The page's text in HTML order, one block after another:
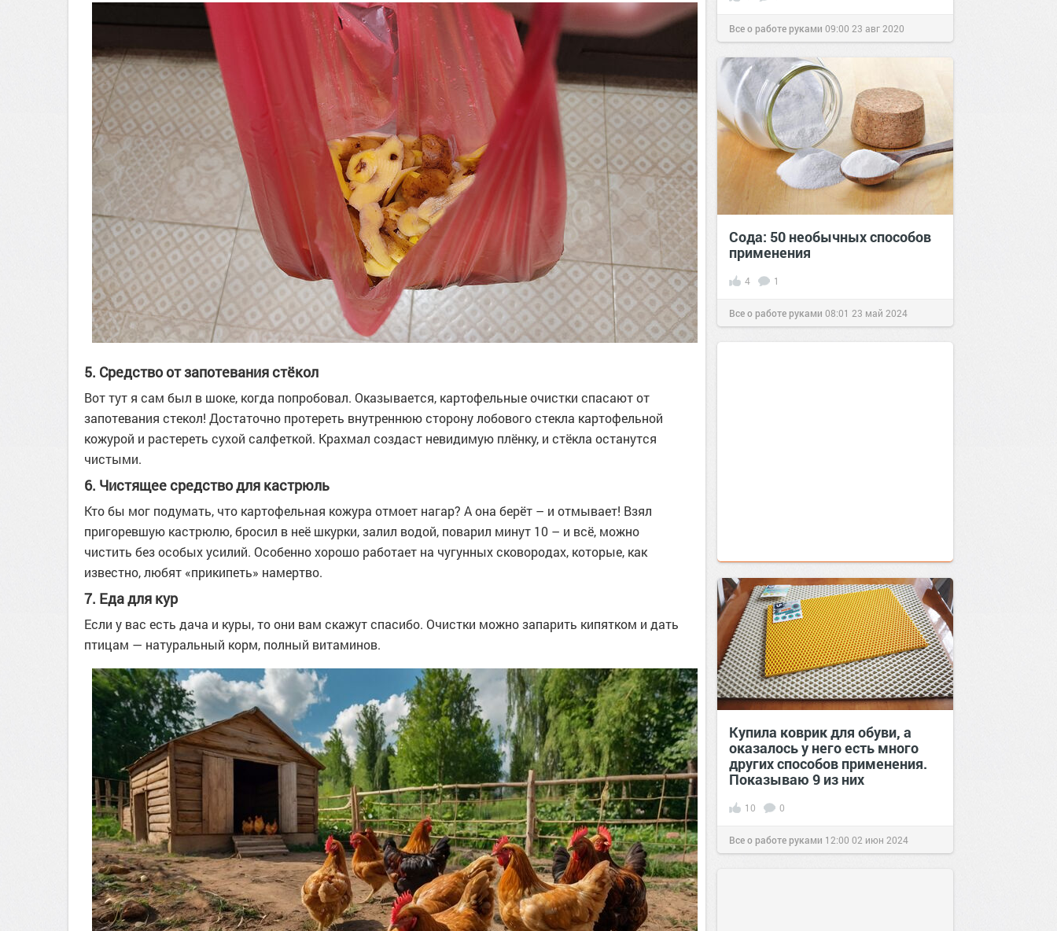
5. Средство от запотевания стёкол
Вот тут я сам был в шоке, когда попробовал. Оказывается, картофельные очистки спасают от
запотевания стекол! Достаточно протереть внутреннюю сторону лобового стекла картофельной
кожурой и растереть сухой салфеткой. Крахмал создаст невидимую плёнку, и стёкла останутся
чистыми.
6. Чистящее средство для кастрюль
Кто бы мог подумать, что картофельная кожура отмоет нагар? А она берёт – и отмывает! Взял
пригоревшую кастрюлю, бросил в неё шкурки, залил водой, поварил минут 10 – и всё, можно
чистить без особых усилий. Особенно хорошо работает на чугунных сковородах, которые, как
известно, любят «прикипеть» намертво.
7. Еда для кур
Если у вас есть дача и куры, то они вам скажут спасибо. Очистки можно запарить кипятком и дать
птицам — натуральный корм, полный витаминов.
Все о работе руками 09:00 23 авг 2020
Сода: 50 необычных способов
применения
4 1
Все о работе руками 08:01 23 май 2024
Купила коврик для обуви, а
оказалось у него есть много
других способов применения.
Показываю 9 из них
10 0
Все о работе руками 12:00 02 июн 2024